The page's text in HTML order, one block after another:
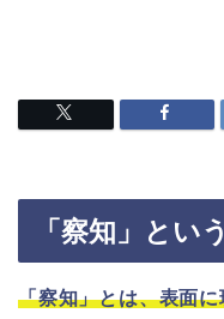
「察知」とい
「察知」とは、表面